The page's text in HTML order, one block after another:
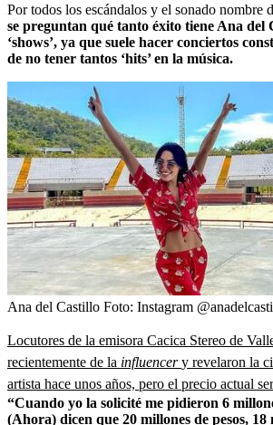
Por todos los escándalos y el sonado nombre
se preguntan qué tanto éxito tiene Ana del
‘shows’, ya que suele hacer conciertos
de no tener tantos ‘hits’ en la música.
Ana del Castillo Foto: Instagram
Locutores de la emisora Cacica Stereo de
recientemente de la influencery revelaron la
artista hace unos años, pero el precio actual
“Cuando yo la solicité me pidieron 6
(Ahora) dicen que 20 millones de pesos, 18